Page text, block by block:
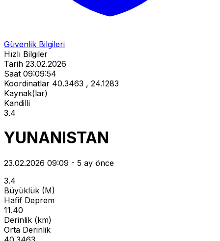
Güvenlik Bilgileri
Hızlı Bilgiler
Tarih 23.02.2026
Saat 09:09:54
Koordinatlar 40.3463 , 24.1283
Kaynak(lar)
Kandilli
3.4
YUNANISTAN
23.02.2026 09:09 - 5 ay önce
3.4
Büyüklük (M)
Hafif Deprem
11.40
Derinlik (km)
Orta Derinlik